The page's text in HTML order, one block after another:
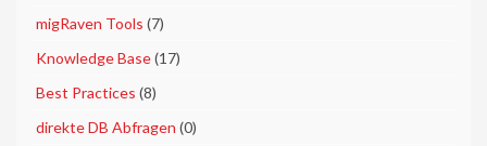
migRaven Tools (7)
Knowledge Base(17)
Best Practices (8)
direkte DB Abfragen (0)